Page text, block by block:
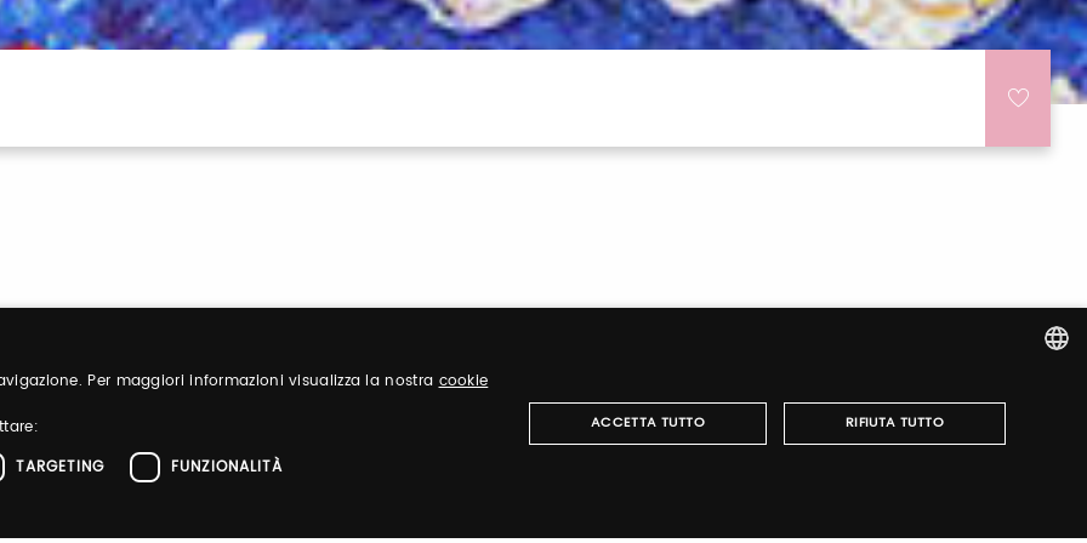
ITALIAN
ENGLISH
Per maggiori informazioni visualizza la nostracookie
TARGETING
FUNZIONALITÀ
ACCETTA TUTTO RIFIUTA TUTTO